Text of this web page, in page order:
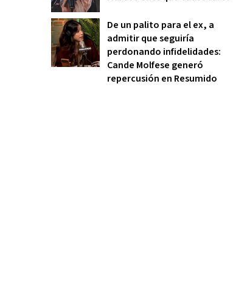
De un palito para el ex, a
admitir que seguiría
perdonando infidelidades:
Cande Molfese generó
repercusión en Resumido